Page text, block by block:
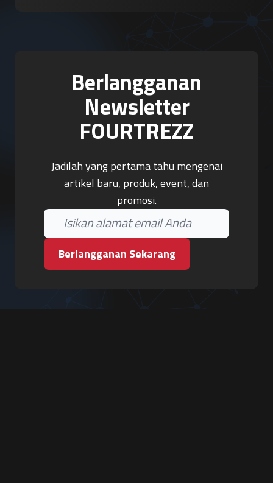
Berlangganan
Newsletter
FOURTREZZ
Jadilah yang pertama tahu mengenai
artikel baru, produk, event, dan
promosi.
Berlangganan Sekarang